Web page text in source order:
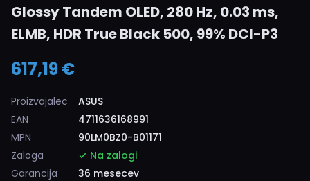
Glossy Tandem OLED, 280 Hz, 0.03 ms,
ELMB, HDR True Black 500, 99% DCI-P3
617,19 €
Proizvajalec
ASUS
EAN
4711636168991
MPN
90LM0BZ0-B01171
Zaloga
Na zalogi
Garancija
36 mesecev